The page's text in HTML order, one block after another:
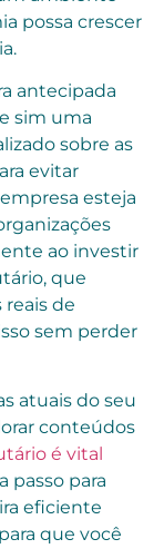
possa crescer
antecipada
sim uma
sobre as
evitar
esteja
ao investir
que
de
sem perder
atuais do seu
conteúdos
é vital
passo para
eficiente
que você